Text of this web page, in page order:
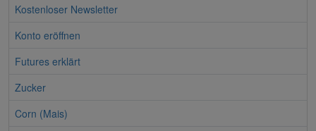
Kostenloser Newsletter
Konto eröffnen
Futures erklärt
Zucker
Corn (Mais)